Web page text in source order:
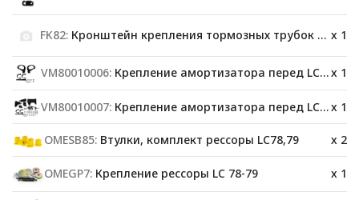
FK82: Кронштейн крепления тормозных трубок OME FK82 x 1
VM80010006:Крепление амортизатора перед LC76/78/79 x 1
VM80010007:Крепление амортизатора перед LC76/78/79 x 1
OMESB85: Втулки, комплект рессоры LC78,79 x 2
OMEGP7: Крепление рессоры LC 78-79 x 1